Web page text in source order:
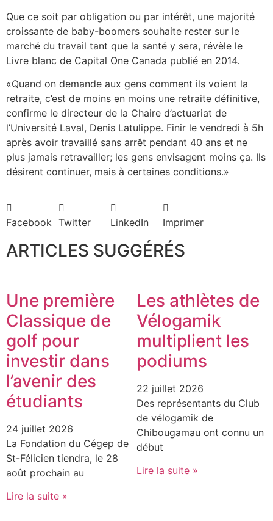
Que ce soit par obligation ou par intérêt, une majorité
croissante de baby-boomers souhaite rester sur le
marché du travail tant que la santé y sera, révèle le
Livre blanc de Capital One Canada publié en 2014.
«Quand on demande aux gens comment ils voient la
retraite, c’est de moins en moins une retraite définitive,
confirme le directeur de la Chaire d’actuariat de
l’Université Laval, Denis Latulippe. Finir le vendredi à 5h
après avoir travaillé sans arrêt pendant 40 ans et ne
plus jamais retravailler; les gens envisagent moins ça. Ils
désirent continuer, mais à certaines conditions.»
Facebook Twitter LinkedIn Imprimer
ARTICLES SUGGÉRÉS
Une première
Classique de
golf pour
investir dans
l’avenir des
étudiants
24 juillet 2026
La Fondation du Cégep de
St-Félicien tiendra, le 28
août prochain au
Lire la suite »
Les athlètes de
Vélogamik
multiplient les
podiums
22 juillet 2026
Des représentants du Club
de vélogamik de
Chibougamau ont connu un
début
Lire la suite »